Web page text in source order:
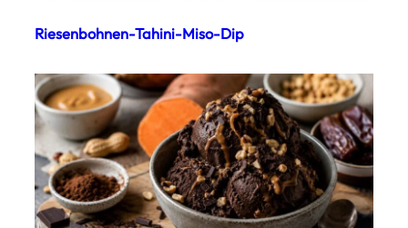
Riesenbohnen-Tahini-Miso-Dip